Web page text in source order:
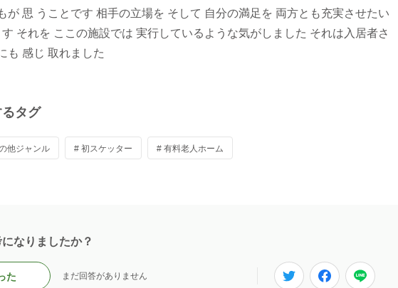
が 思 うことです 相手の立場を そして 自分の満足を 両方とも充実させたい
それを ここの施設では 実行しているような気がしました それは入居者さ
も 感じ 取れました
タグ
他ジャンル # 初スケッター # 有料老人ホーム
なりましたか？
た まだ回答がありません